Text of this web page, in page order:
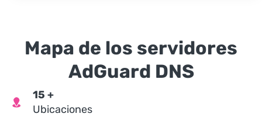
Mapa de los servidores
AdGuard DNS
15 +
Ubicaciones